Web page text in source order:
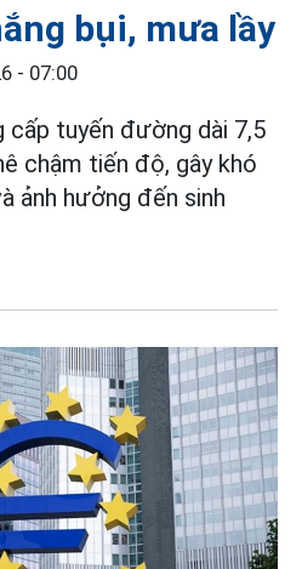
bụi, mưa lầy
- 07:00
cấp tuyến đường dài 7,5
chậm tiến độ, gây khó
ảnh hưởng đến sinh